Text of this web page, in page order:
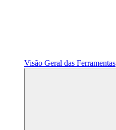
Visão Geral das Ferramentas